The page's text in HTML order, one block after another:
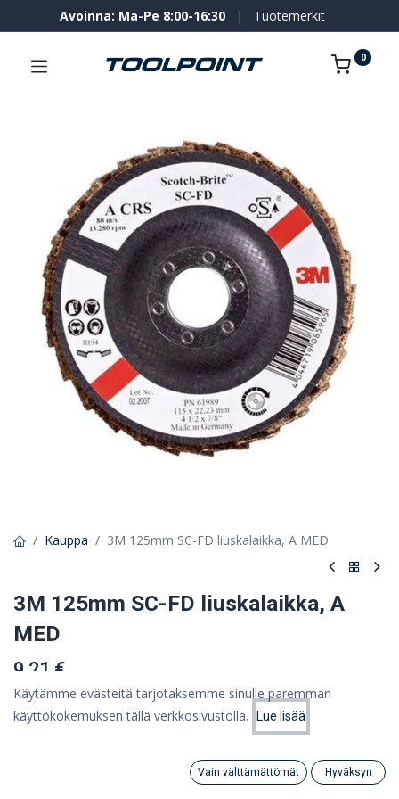
Hinta:
Lisää ostoskoriin
Category
Avoinna: Ma-Pe 8:00-16:30 | Tuotemerkit
0
Kauppa 3M 125mm SC-FD liuskalaikka, A MED
3M 125mm SC-FD liuskalaikka, A
MED
9,21 €
7,34 € (ALV 0%)
Käytämme evästeitä tarjotaksemme sinulle paremman
käyttökokemuksen tällä verkkosivustolla.
Lue lisää
Vain välttämättömät Hyväksyn